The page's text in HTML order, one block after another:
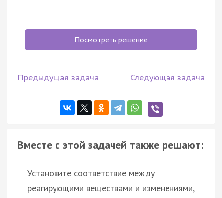
Посмотреть решение
Предыдущая задача Следующая задача
Вместе с этой задачей также решают:
Установите соответствие между
реагирующими веществами и изменениями,